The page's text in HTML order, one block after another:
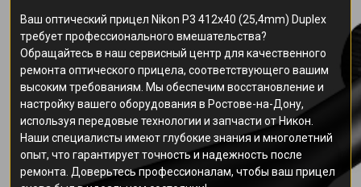
Ваш оптический прицел Nikon P3 412x40 (25,4mm) Duplex
требует профессионального вмешательства?
Обращайтесь в наш сервисный центр для качественного
ремонта оптического прицела, соответствующего вашим
высоким требованиям. Мы обеспечим восстановление и
настройку вашего оборудования в Ростове-на-Дону,
используя передовые технологии и запчасти от Никон.
Наши специалисты имеют глубокие знания и многолетний
опыт, что гарантирует точность и надежность после
ремонта. Доверьтесь профессионалам, чтобы ваш прицел